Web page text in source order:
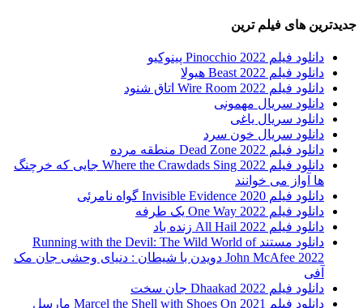
جدیدترین های فیلم ترین
دانلود فیلم Pinocchio 2022 پینوکیو
دانلود فیلم Beast 2022 هیولا
دانلود فیلم Wire Room 2022 اتاق شنود
دانلود سریال مهمونی
دانلود سریال یاغی
دانلود سریال خون سرد
دانلود فیلم 2022 Dead Zone منطقه مرده
دانلود فیلم Where the Crawdads Sing 2022 جایی که خرچنگ
ها آواز می خوانند
دانلود فیلم 2020 Invisible Evidence گواه نامرئی
دانلود فیلم One Way 2022 یک طرفه
دانلود فیلم All Hail 2022 زنده باد
دانلود مستند Running with the Devil: The Wild World of
John McAfee 2022 دویدن با شیطان : دنیای وحشی جان مک
آفی
دانلود فیلم Dhaakad 2022 جان سخت
دانلود فیلم Marcel the Shell with Shoes On 2021 مارسل